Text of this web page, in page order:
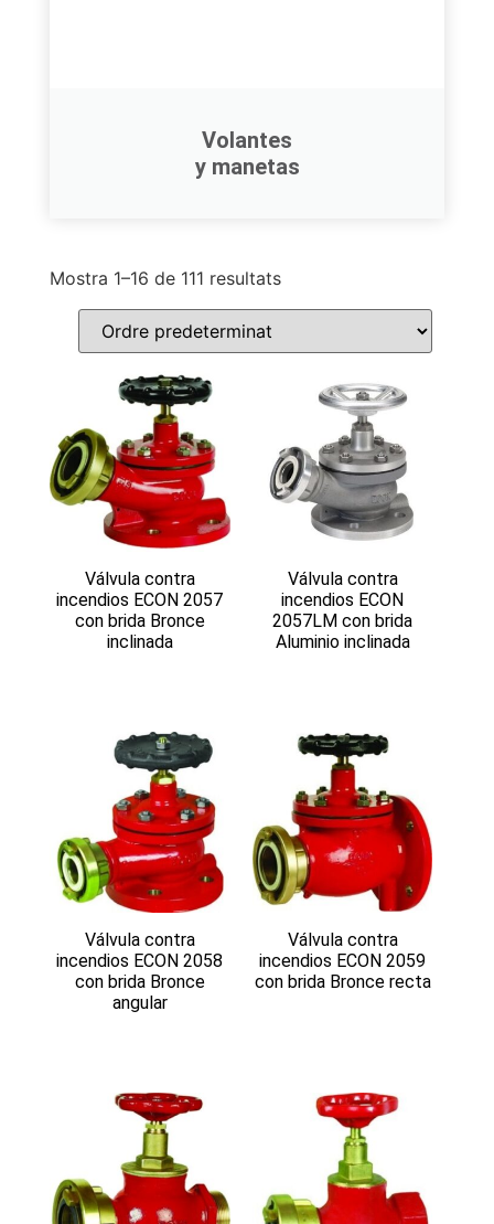
Volantes
y manetas
Mostra 1–16 de 111 resultats
Válvula contra
incendios ECON 2057
con brida Bronce
inclinada
Válvula contra
incendios ECON
2057LM con brida
Aluminio inclinada
Válvula contra
incendios ECON 2058
con brida Bronce
angular
Válvula contra
incendios ECON 2059
con brida Bronce recta